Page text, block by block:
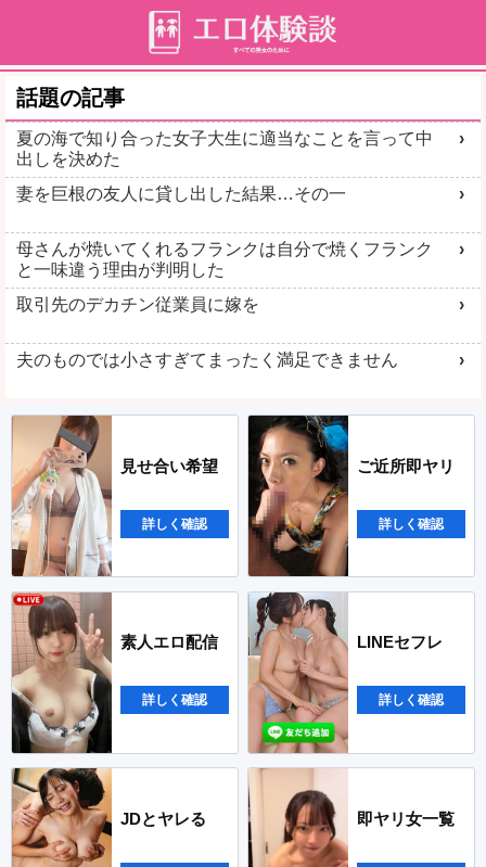
話題の記事
夏の海で知り合った女子大生に適当なことを言って中
出しを決めた
妻を巨根の友人に貸し出した結果…その一
母さんが焼いてくれるフランクは自分で焼くフランク
と一味違う理由が判明した
取引先のデカチン従業員に嫁を
夫のものでは小さすぎてまったく満足できません
見せ合い希望
詳しく確認
ご近所即ヤリ
詳しく確認
素人エロ配信
詳しく確認
LINEセフレ
詳しく確認
JDとヤレる 即ヤリ女一覧